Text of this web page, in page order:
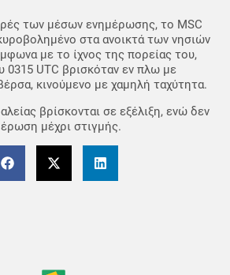
των μέσων ενημέρωσης, το MSC
στα ανοικτά των νησιών
με το ίχνος της πορείας του,
0315 UTC βρισκόταν εν πλω με
κινούμενο με χαμηλή ταχύτητα.
βρίσκονται σε εξέλιξη, ενώ δεν
μέχρι στιγμής.